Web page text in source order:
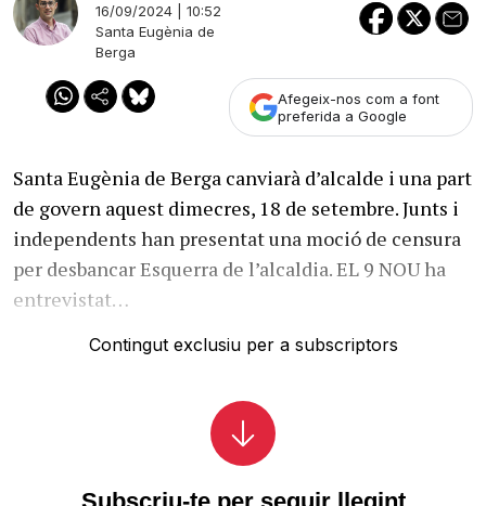
16/09/2024 | 10:52
Santa Eugènia de
Berga
Afegeix-nos com a font
preferida a Google
Santa Eugènia de Berga canviarà d’alcalde i una part
de govern aquest dimecres, 18 de setembre. Junts i
independents han presentat una moció de censura
per desbancar Esquerra de l’alcaldia. EL 9 NOU ha
entrevistat…
Contingut exclusiu per a subscriptors